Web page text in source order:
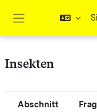
Website-Übersicht
Insekten
Abschnitt